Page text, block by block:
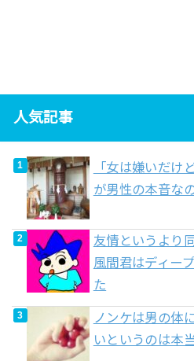
人気記事
「女は嫌いだけ
が男性の本音な
友情というより
風間君はディー
た
ノンケは男の体
いというのは本